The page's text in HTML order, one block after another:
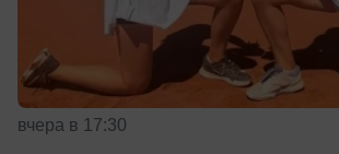
вчера в 17:30